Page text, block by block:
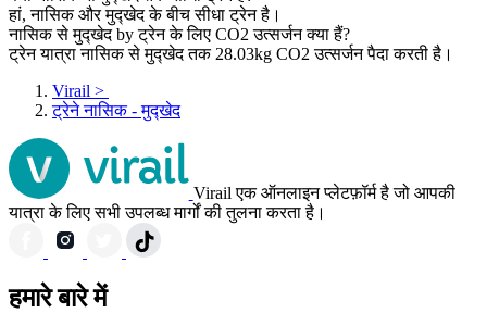
हां, नासिक और मुद्खेद के बीच सीधा ट्रेन है।
नासिक से मुद्खेद by ट्रेन के लिए CO2 उत्सर्जन क्या हैं?
ट्रेन यात्रा नासिक से मुद्खेद तक 28.03kg CO2 उत्सर्जन पैदा करती है।
Virail >
ट्रेने नासिक - मुद्खेद
Virail एक ऑनलाइन प्लेटफ़ॉर्म है जो आपकी
यात्रा के लिए सभी उपलब्ध मार्गों की तुलना करता है।
हमारे बारे में